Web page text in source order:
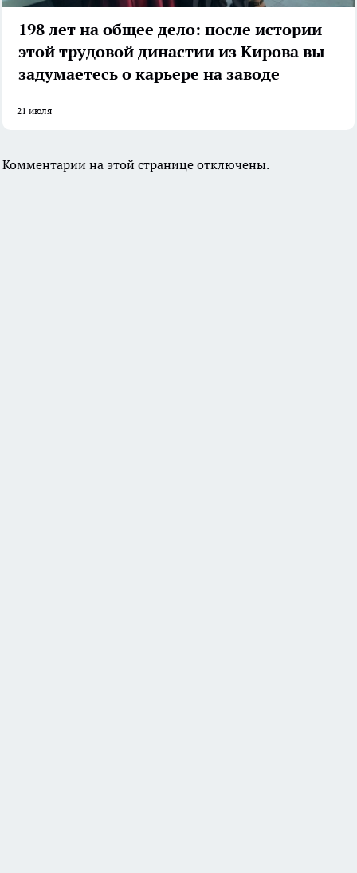
198 лет на общее дело: после истории
этой трудовой династии из Кирова вы
задумаетесь о карьере на заводе
21 июля
Комментарии на этой странице отключены.